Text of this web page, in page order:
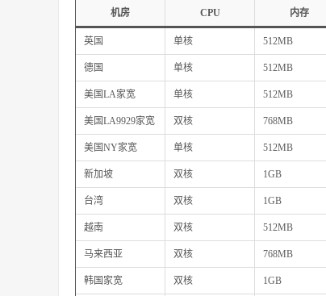
机房 CPU 内存
英国 单核 512MB
德国 单核 512MB
美国LA家宽 单核 512MB
美国LA9929家宽 双核 768MB
美国NY家宽 单核 512MB
新加坡 双核 1GB
台湾 双核 1GB
越南 双核 512MB
马来西亚 双核 768MB
韩国家宽 双核 1GB